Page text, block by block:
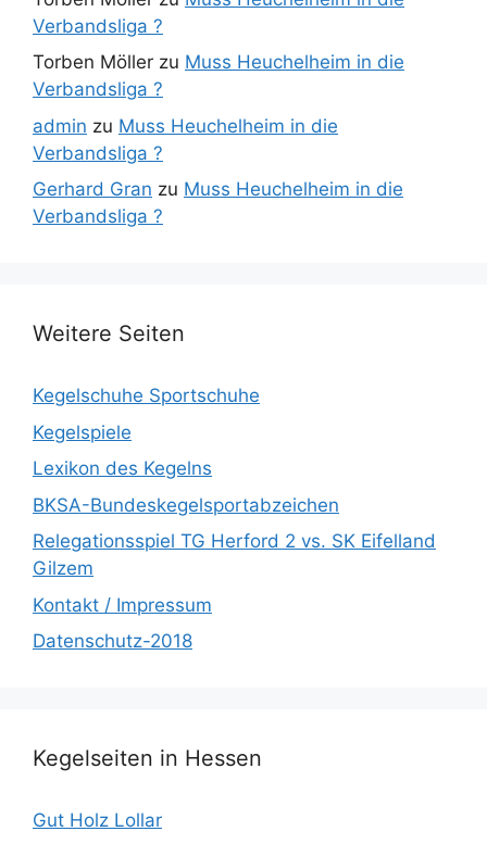
Verbandsliga ?
Torben Möller zu Muss Heuchelheim in die
Verbandsliga ?
admin zu Muss Heuchelheim in die
Verbandsliga ?
Gerhard Gran zu Muss Heuchelheim in die
Verbandsliga ?
Weitere Seiten
Kegelschuhe Sportschuhe
Kegelspiele
Lexikon des Kegelns
BKSA-Bundeskegelsportabzeichen
Relegationsspiel TG Herford 2 vs. SK Eifelland
Gilzem
Kontakt / Impressum
Datenschutz-2018
Kegelseiten in Hessen
Gut Holz Lollar